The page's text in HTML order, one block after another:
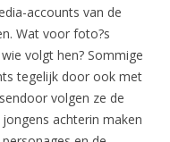
accounts van de
Wat voor foto?s
volgt hen? Sommige
tegelijk door ook met
volgen ze de
achterin maken